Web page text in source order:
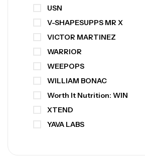
USN
V-SHAPESUPPS MR X
VICTOR MARTINEZ
WARRIOR
WEEPOPS
WILLIAM BONAC
Worth It Nutrition: WIN
XTEND
YAVA LABS